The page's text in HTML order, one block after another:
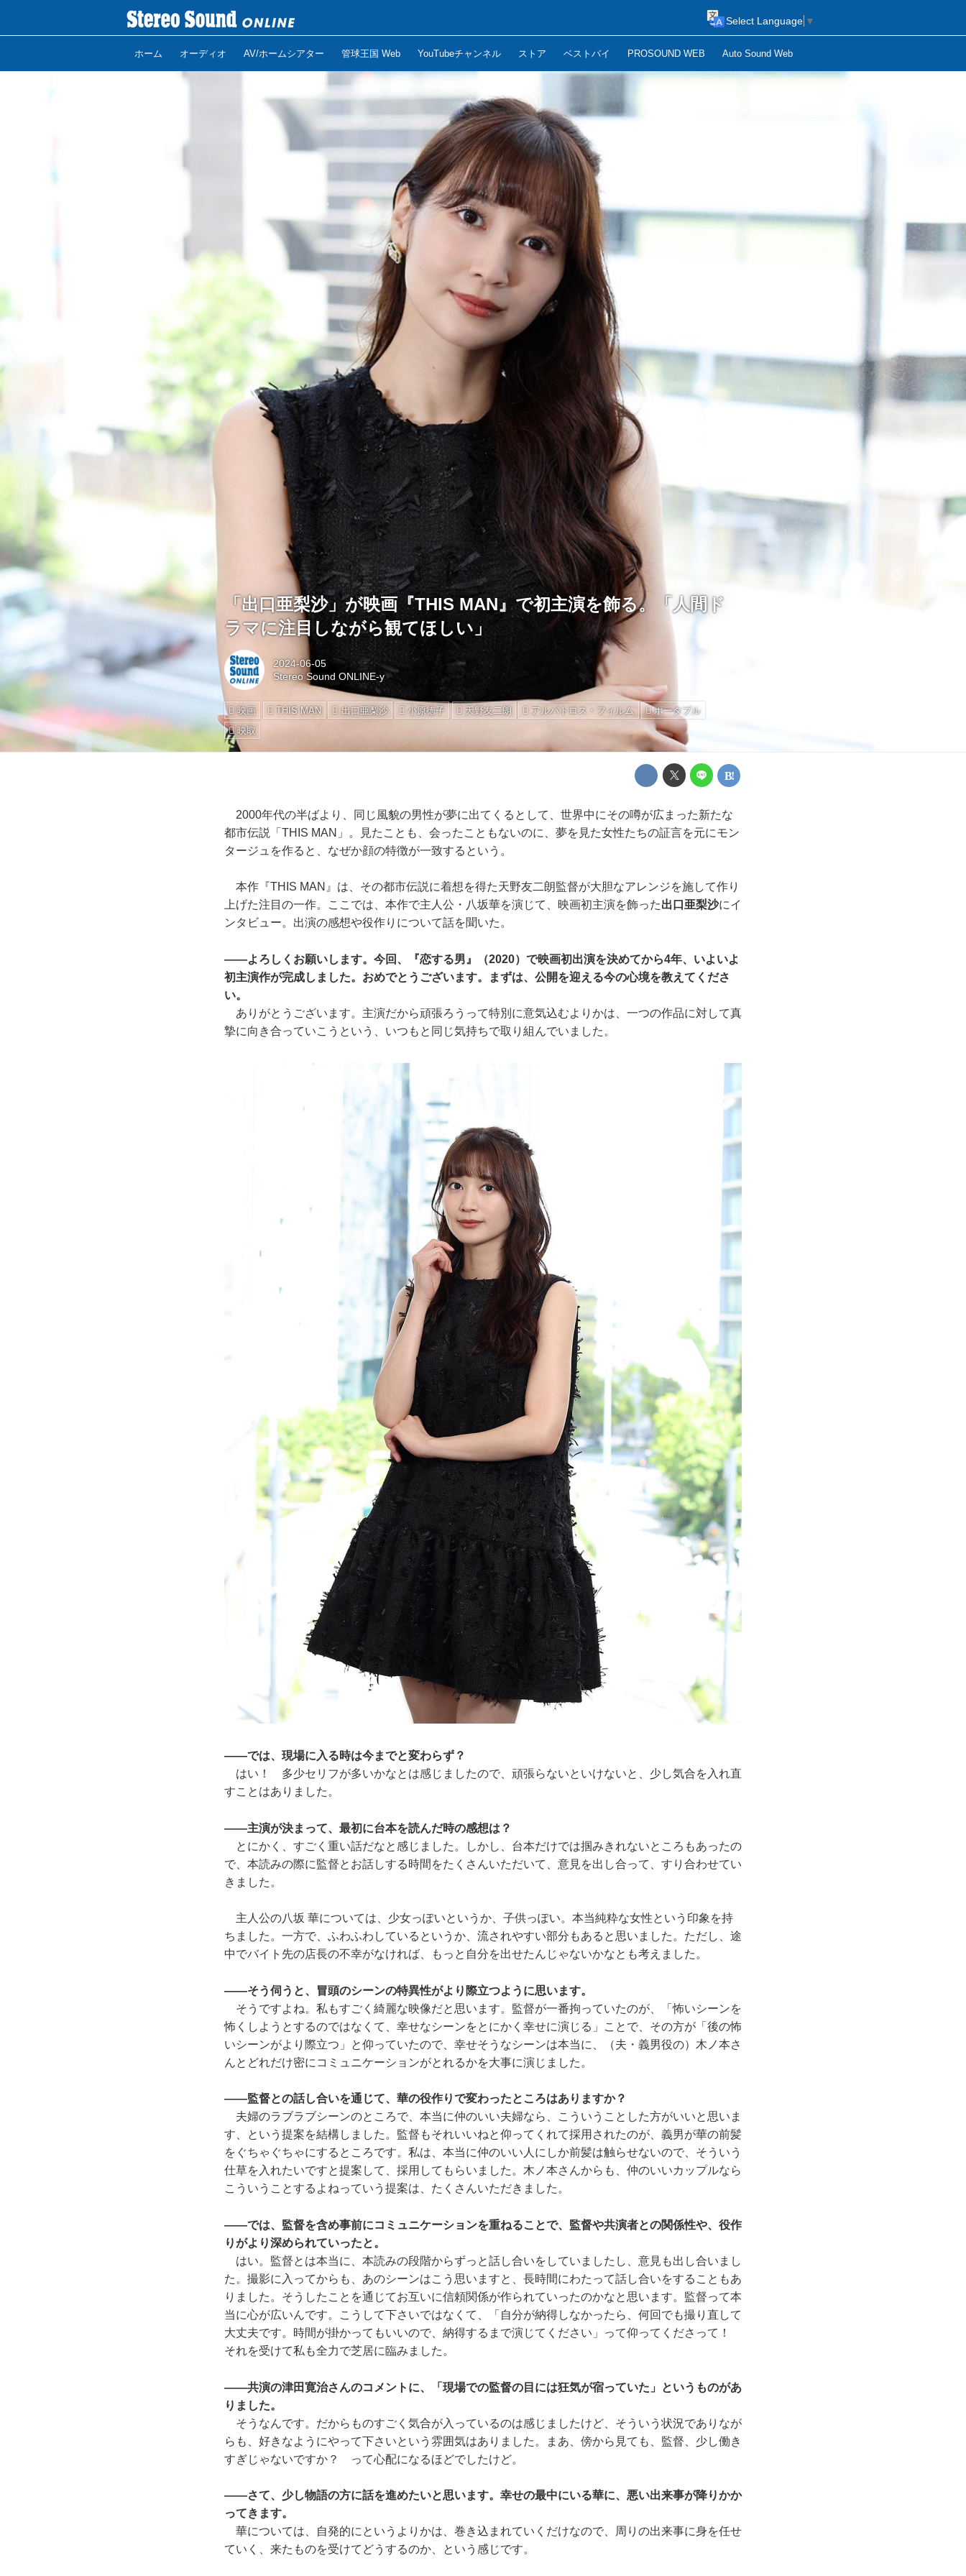
ホーム オーディオ AV/ホームシアター 管球王国 Web YouTubeチャンネル ストア ベストバイ PROSOUND WEB Auto Sound Web
Select Language ▼
「出口亜梨沙」が映画『THIS MAN』で初主演を飾る。「人間ド
ラマに注目しながら観てほしい」
2024-06-05
Stereo Sound ONLINE-y
映画 THIS MAN 出口亜梨沙 小原徳子 天野友二朗 アルバトロス・フィルム
ポータブル
映取
2000年代の半ばより、同じ風貌の男性が夢に出てくるとして、世界中にその噂が広まった新たな
都市伝説「THIS MAN」。見たことも、会ったこともないのに、夢を見た女性たちの証言を元にモン
タージュを作ると、なぜか顔の特徴が一致するという。
本作『THIS MAN』は、その都市伝説に着想を得た天野友二朗監督が大胆なアレンジを施して作り
上げた注目の一作。ここでは、本作で主人公・八坂華を演じて、映画初主演を飾った出口亜梨沙にイ
ンタビュー。出演の感想や役作りについて話を聞いた。
――よろしくお願いします。今回、『恋する男』（2020）で映画初出演を決めてから4年、いよいよ
初主演作が完成しました。おめでとうございます。まずは、公開を迎える今の心境を教えてくださ
い。
ありがとうございます。主演だから頑張ろうって特別に意気込むよりかは、一つの作品に対して真
摯に向き合っていこうという、いつもと同じ気持ちで取り組んでいました。
――では、現場に入る時は今までと変わらず？
はい！ 多少セリフが多いかなとは感じましたので、頑張らないといけないと、少し気合を入れ直
すことはありました。
――主演が決まって、最初に台本を読んだ時の感想は？
とにかく、すごく重い話だなと感じました。しかし、台本だけでは掴みきれないところもあったの
で、本読みの際に監督とお話しする時間をたくさんいただいて、意見を出し合って、すり合わせてい
きました。
主人公の八坂 華については、少女っぽいというか、子供っぽい。本当純粋な女性という印象を持
ちました。一方で、ふわふわしているというか、流されやすい部分もあると思いました。ただし、途
中でバイト先の店長の不幸がなければ、もっと自分を出せたんじゃないかなとも考えました。
――そう伺うと、冒頭のシーンの特異性がより際立つように思います。
そうですよね。私もすごく綺麗な映像だと思います。監督が一番拘っていたのが、「怖いシーンを
怖くしようとするのではなくて、幸せなシーンをとにかく幸せに演じる」ことで、その方が「後の怖
いシーンがより際立つ」と仰っていたので、幸せそうなシーンは本当に、（夫・義男役の）木ノ本さ
んとどれだけ密にコミュニケーションがとれるかを大事に演じました。
――監督との話し合いを通じて、華の役作りで変わったところはありますか？
夫婦のラブラブシーンのところで、本当に仲のいい夫婦なら、こういうことした方がいいと思いま
す、という提案を結構しました。監督もそれいいねと仰ってくれて採用されたのが、義男が華の前髪
をぐちゃぐちゃにするところです。私は、本当に仲のいい人にしか前髪は触らせないので、そういう
仕草を入れたいですと提案して、採用してもらいました。木ノ本さんからも、仲のいいカップルなら
こういうことするよねっていう提案は、たくさんいただきました。
――では、監督を含め事前にコミュニケーションを重ねることで、監督や共演者との関係性や、役作
りがより深められていったと。
はい。監督とは本当に、本読みの段階からずっと話し合いをしていましたし、意見も出し合いまし
た。撮影に入ってからも、あのシーンはこう思いますと、長時間にわたって話し合いをすることもあ
りました。そうしたことを通じてお互いに信頼関係が作られていったのかなと思います。監督って本
当に心が広いんです。こうして下さいではなくて、「自分が納得しなかったら、何回でも撮り直して
大丈夫です。時間が掛かってもいいので、納得するまで演じてください」って仰ってくださって！
それを受けて私も全力で芝居に臨みました。
――共演の津田寛治さんのコメントに、「現場での監督の目には狂気が宿っていた」というものがあ
りました。
そうなんです。だからものすごく気合が入っているのは感じましたけど、そういう状況でありなが
らも、好きなようにやって下さいという雰囲気はありました。まあ、傍から見ても、監督、少し働き
すぎじゃないですか？ って心配になるほどでしたけど。
――さて、少し物語の方に話を進めたいと思います。幸せの最中にいる華に、悪い出来事が降りかか
ってきます。
華については、自発的にというよりかは、巻き込まれていくだけなので、周りの出来事に身を任せ
ていく、来たものを受けてどうするのか、という感じです。